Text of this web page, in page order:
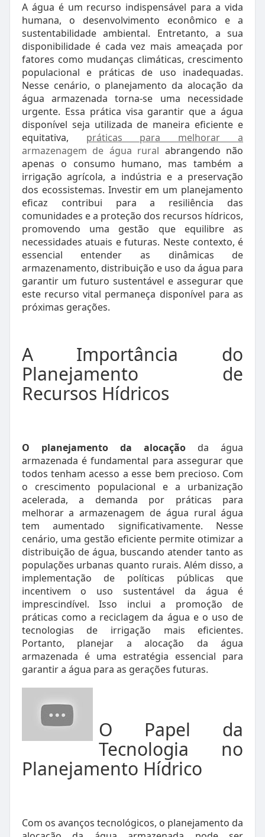
A água é um recurso indispensável para a vida
humana, o desenvolvimento econômico e a
sustentabilidade ambiental. Entretanto, a sua
disponibilidade é cada vez mais ameaçada por
fatores como mudanças climáticas, crescimento
populacional e práticas de uso inadequadas.
Nesse cenário, o planejamento da alocação da
água armazenada torna-se uma necessidade
urgente. Essa prática visa garantir que a água
disponível seja utilizada de maneira eficiente e
equitativa, práticas para melhorar a
armazenagem de água rural abrangendo não
apenas o consumo humano, mas também a
irrigação agrícola, a indústria e a preservação
dos ecossistemas. Investir em um planejamento
eficaz contribui para a resiliência das
comunidades e a proteção dos recursos hídricos,
promovendo uma gestão que equilibre as
necessidades atuais e futuras. Neste contexto, é
essencial entender as dinâmicas de
armazenamento, distribuição e uso da água para
garantir um futuro sustentável e assegurar que
este recurso vital permaneça disponível para as
próximas gerações.
A Importância do
Planejamento de
Recursos Hídricos
O planejamento da alocação da água
armazenada é fundamental para assegurar que
todos tenham acesso a esse bem precioso. Com
o crescimento populacional e a urbanização
acelerada, a demanda por práticas para
melhorar a armazenagem de água rural água
tem aumentado significativamente. Nesse
cenário, uma gestão eficiente permite otimizar a
distribuição de água, buscando atender tanto as
populações urbanas quanto rurais. Além disso, a
implementação de políticas públicas que
incentivem o uso sustentável da água é
imprescindível. Isso inclui a promoção de
práticas como a reciclagem da água e o uso de
tecnologias de irrigação mais eficientes.
Portanto, planejar a alocação da água
armazenada é uma estratégia essencial para
garantir a água para as gerações futuras.
O Papel da
Tecnologia no
Planejamento Hídrico
Com os avanços tecnológicos, o planejamento da